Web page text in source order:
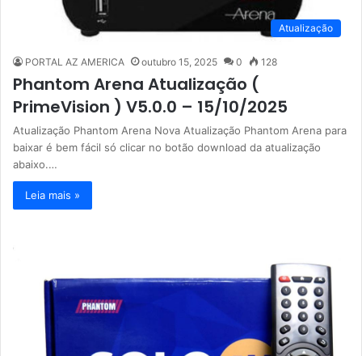
Atualização
PORTAL AZ AMERICA outubro 15, 2025 0 128
Phantom Arena Atualização (
PrimeVision ) V5.0.0 – 15/10/2025
Atualização Phantom Arena Nova Atualização Phantom Arena para
baixar é bem fácil só clicar no botão download da atualização
abaixo.…
Leia mais »